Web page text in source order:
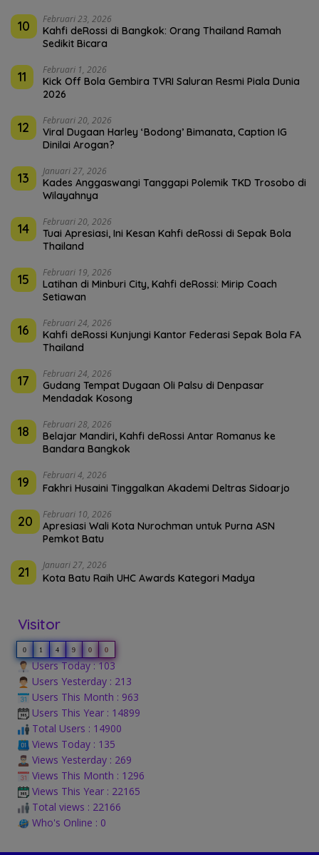
10 Februari 23, 2026
Kahfi deRossi di Bangkok: Orang Thailand Ramah
Sedikit Bicara
11 Februari 1, 2026
Kick Off Bola Gembira TVRI Saluran Resmi Piala Dunia
2026
12 Februari 20, 2026
Viral Dugaan Harley ‘Bodong’ Bimanata, Caption IG
Dinilai Arogan?
13 Januari 27, 2026
Kades Anggaswangi Tanggapi Polemik TKD Trosobo di
Wilayahnya
14 Februari 20, 2026
Tuai Apresiasi, Ini Kesan Kahfi deRossi di Sepak Bola
Thailand
15 Februari 19, 2026
Latihan di Minburi City, Kahfi deRossi: Mirip Coach
Setiawan
16 Februari 24, 2026
Kahfi deRossi Kunjungi Kantor Federasi Sepak Bola FA
Thailand
17 Februari 24, 2026
Gudang Tempat Dugaan Oli Palsu di Denpasar
Mendadak Kosong
18 Februari 28, 2026
Belajar Mandiri, Kahfi deRossi Antar Romanus ke
Bandara Bangkok
19 Februari 4, 2026
Fakhri Husaini Tinggalkan Akademi Deltras Sidoarjo
20 Februari 10, 2026
Apresiasi Wali Kota Nurochman untuk Purna ASN
Pemkot Batu
21 Januari 27, 2026
Kota Batu Raih UHC Awards Kategori Madya
Visitor
0 1 4 9 0 0
Users Today : 103
Users Yesterday : 213
Users This Month : 963
Users This Year : 14899
Total Users : 14900
Views Today : 135
Views Yesterday : 269
Views This Month : 1296
Views This Year : 22165
Total views : 22166
Who's Online : 0